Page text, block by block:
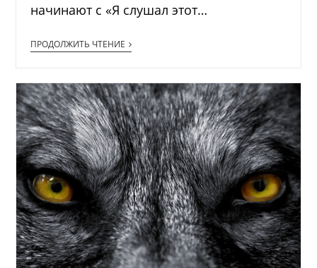
начинают с «Я слушал этот…
ПРОДОЛЖИТЬ ЧТЕНИЕ